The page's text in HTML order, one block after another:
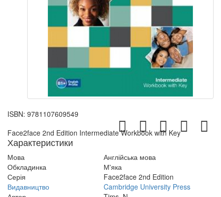
ISBN: 9781107609549
Face2face 2nd Edition Intermediate Workbook with Key
Характеристики
Мова
Англійська мова
Обкладинка
М'яка
Серія
Face2face 2nd Edition
Видавництво
Cambridge University Press